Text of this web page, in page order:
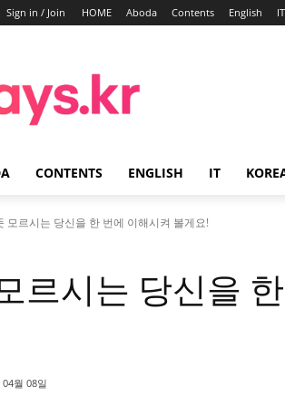
Sign in / Join HOME Aboda Contents English IT
CONTENTS ENGLISH IT
모르시는 당신을 한 번에 이해시켜 볼게요!
르시는 당신을
월 08일